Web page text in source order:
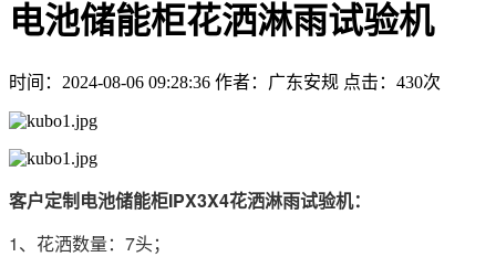
电池储能柜花洒淋雨试验机
时间：2024-08-06 09:28:36 作者：广东安规 点击： 430次
客户定制电池储能柜IPX3X4花洒淋雨试验机：
1、花洒数量：7头；